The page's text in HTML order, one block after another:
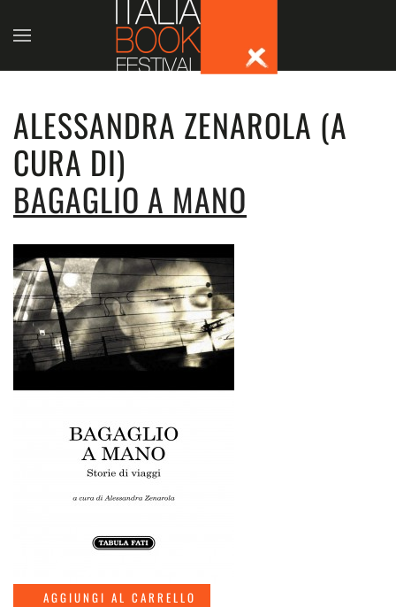
Skip to main content
ALESSANDRA ZENAROLA (A
CURA DI)
BAGAGLIO A MANO
AGGIUNGI AL CARRELLO